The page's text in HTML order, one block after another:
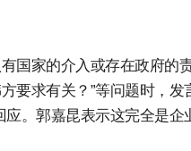
国家的介入或存在政府的
要求有关？”等问题时，
。郭嘉昆表示这完全是